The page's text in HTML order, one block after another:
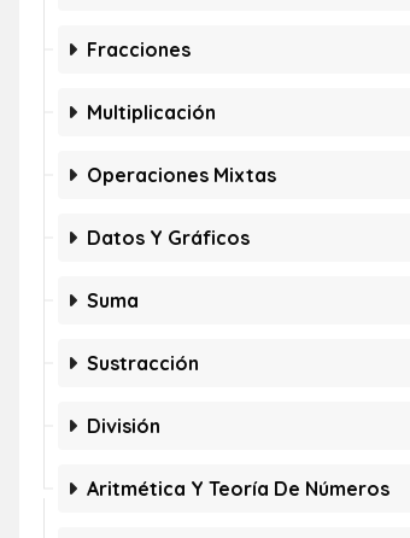
Fracciones
Multiplicación
Operaciones Mixtas
Datos Y Gráficos
Suma
Sustracción
División
Aritmética Y Teoría De Números